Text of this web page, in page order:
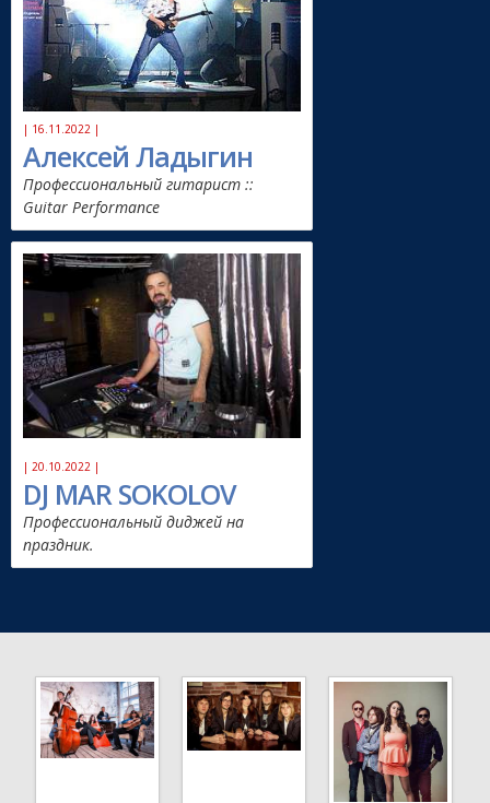
| 16.11.2022 |
Алексей Ладыгин
Профессиональный гитарист ::
Guitar Performance
| 20.10.2022 |
DJ MAR SOKOLOV
Профессиональный диджей на
праздник.